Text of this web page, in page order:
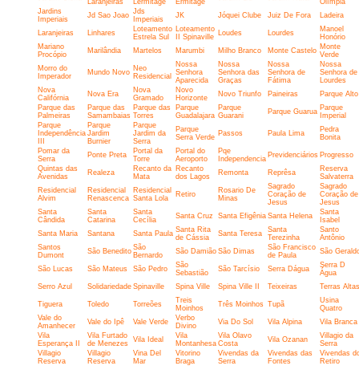
Jardins
Imperiais
Jd Sao Joao Jds
Imperiais
JK Jóquei Clube Juiz De Fora Ladeira
Laranjeiras Linhares
Loteamento
Estrela Sul
Loteamento
II Spinaville
Loudes Lourdes
Manoel
Honório
Mariano
Procópio
Marilândia Martelos Marumbi Milho Branco Monte Castelo Monte
Verde
Morro do
Imperador
Mundo Novo Neo
Residencial
Nossa
Senhora
Aparecida
Nossa
Senhora das
Graças
Nossa
Senhora de
Fátima
Nossa
Senhora de
Lourdes
Nova
Califórnia
Nova Era
Nova
Gramado
Novo
Horizonte
Novo Triunfo Paineiras
Parque Alto
Parque das
Palmeiras
Parque das
Samambaias
Parque das
Torres
Parque
Guadalajara
Parque
Guarani
Parque Guarua Parque
Imperial
Parque
Independência
Parque
Jardim
Burnier
Parque
Jardim da
Serra
Parque
Serra Verde Passos Paula Lima
Pedra
Bonita
Pomar da
Serra
Ponte Preta
Portal da
Torre
Portal do
Aeroporto
Pqe
Independencia Previdenciários Progresso
Quintas das
Avenidas
Realeza
Recanto da
Mata
Recanto
dos Lagos
Remonta Reprêsa
Reserva
Salvaterra
Residencial
Alvim
Residencial
Renascenca
Residencial
Santa Lola
Retiro
Rosario De
Minas
Sagrado
Coração de
Jesus
Sagrado
Coração de
Jesus
Santa
Cândida
Santa
Catarina
Santa
Cecília
Santa Cruz Santa Efigênia Santa Helena
Santa
Isabel
Santa Maria
Santana Santa Paula Santa Rita
de Cássia
Santa Teresa
Santa
Terezinha
Santo
Antônio
Santos
Dumont
São Benedito São
Bernardo
São Damião São Dimas
São Francisco
de Paula
São
São Lucas São Mateus São Pedro
São
Sebastião
São Tarcísio Serra Dágua
Serra D
Água
Serro Azul
Solidariedade Spinaville Spina Ville Spina Ville II Teixeiras Terras Altas
Tiguera Toledo Torreões
Treis
Moinhos
Três Moinhos Tupã
Usina
Quatro
Vale do
Amanhecer
Vale do Ipê Vale Verde
Verbo
Divino
Via Do Sol Vila Alpina
Vila Branca
Vila
Esperança II
Vila Furtado
de Menezes
Vila Ideal
Vila
Montanhesa
Vila Olavo
Costa
Vila Ozanan
Villagio da
Serra
Villagio
Reserva
Villagio
Reserva
Vina Del
Mar
Vitorino
Braga
Vivendas da
Serra
Vivendas das
Fontes
Vivendas
Retiro